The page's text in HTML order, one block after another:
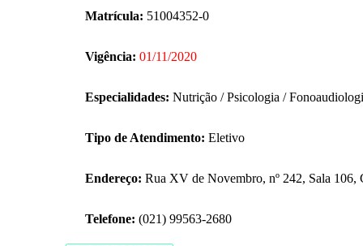
Matrícula: 51004352-0
Vigência: 01/11/2020
Especialidades: Nutrição / Psicologia /
Tipo de Atendimento: Eletivo
Endereço: Rua XV de Novembro, nº 242, Sala
Telefone: (021) 99563-2680